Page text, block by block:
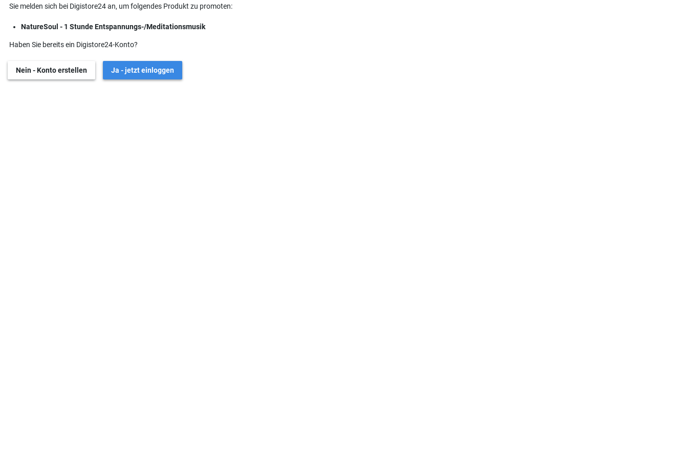
Sie melden sich bei Digistore24 an, um folgendes Produkt zu promoten:
NatureSoul - 1 Stunde Entspannungs-/Meditationsmusik
Haben Sie bereits ein Digistore24-Konto?
Nein - Konto erstellen Ja - jetzt einloggen